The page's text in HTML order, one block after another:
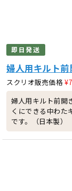
即日発送
婦人用キルト
スクリオ販売価格 ¥
婦人用キルト前開
くにできる中わた
です。（日本製）